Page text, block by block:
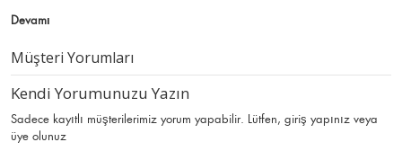
Devamı
Müşteri Yorumları
Kendi Yorumunuzu Yazın
Sadece kayıtlı müşterilerimiz yorum yapabilir. Lütfen, giriş yapınız veya
üye olunuz